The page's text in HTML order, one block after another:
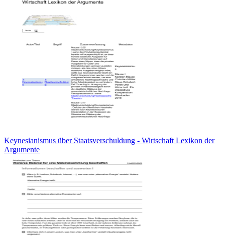
Keynesianismus über Staatsverschuldung - Wirtschaft Lexikon der
Argumente